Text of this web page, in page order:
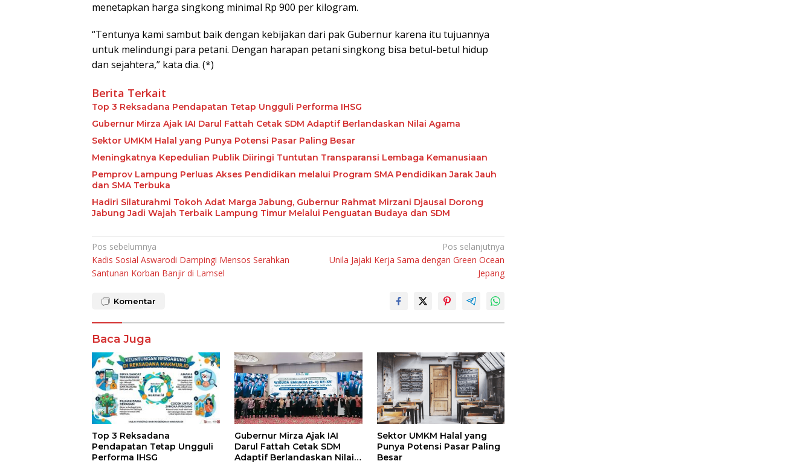
menetapkan harga singkong minimal Rp 900 per kilogram.
“Tentunya kami sambut baik dengan kebijakan dari pak Gubernur karena itu tujuannya
untuk melindungi para petani. Dengan harapan petani singkong bisa betul-betul hidup
dan sejahtera,” kata dia. (*)
Berita Terkait
Top 3 Reksadana Pendapatan Tetap Ungguli Performa IHSG
Gubernur Mirza Ajak IAI Darul Fattah Cetak SDM Adaptif Berlandaskan Nilai Agama
Sektor UMKM Halal yang Punya Potensi Pasar Paling Besar
Meningkatnya Kepedulian Publik Diiringi Tuntutan Transparansi Lembaga Kemanusiaan
Pemprov Lampung Perluas Akses Pendidikan melalui Program SMA Pendidikan Jarak Jauh
dan SMA Terbuka
Hadiri Silaturahmi Tokoh Adat Marga Jabung, Gubernur Rahmat Mirzani Djausal Dorong
Jabung Jadi Wajah Terbaik Lampung Timur Melalui Penguatan Budaya dan SDM
Navigasi
pos
Pos sebelumnya
Kadis Sosial Aswarodi Dampingi Mensos Serahkan
Santunan Korban Banjir di Lamsel
Pos selanjutnya
Unila Jajaki Kerja Sama dengan Green Ocean
Jepang
Komentar
Baca Juga
Top 3 Reksadana
Pendapatan Tetap Ungguli
Performa IHSG
Gubernur Mirza Ajak IAI
Darul Fattah Cetak SDM
Adaptif Berlandaskan Nilai
Sektor UMKM Halal yang
Punya Potensi Pasar Paling
Besar